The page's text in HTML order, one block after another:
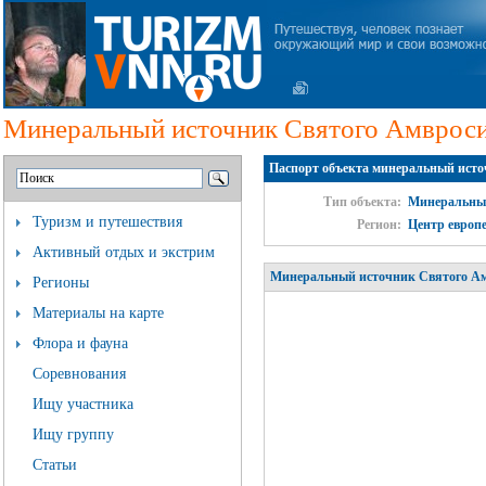
Минеральный источник Святого
Туризм и путешествия
Активный отдых и экстрим
Регионы
Материалы на карте
Флора и фауна
Соревнования
Ищу участника
Ищу группу
Статьи
Паспорт объекта минеральный
Тип объекта:
Регион: Центр
Минеральный источник Святого